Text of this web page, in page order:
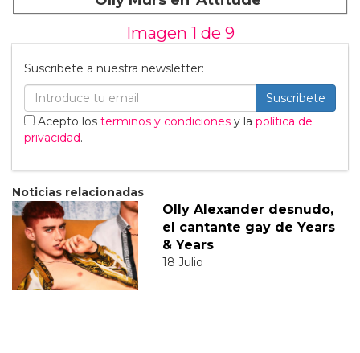
Imagen 1 de 9
Suscribete a nuestra newsletter:
Suscribete
Acepto los terminos y condiciones y la política de
privacidad.
Noticias relacionadas
Olly Alexander desnudo,
el cantante gay de Years
& Years
18 Julio